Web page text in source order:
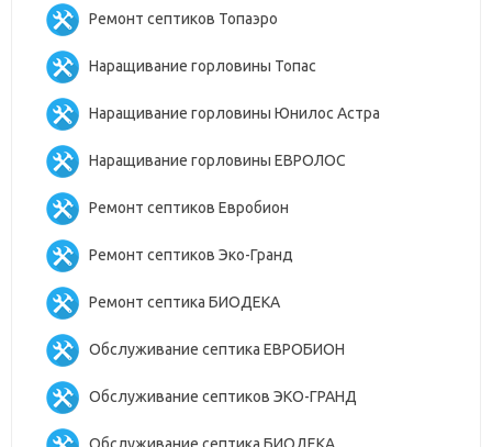
Ремонт септиков Топаэро
Наращивание горловины Топас
Наращивание горловины Юнилос Астра
Наращивание горловины ЕВРОЛОС
Ремонт септиков Евробион
Ремонт септиков Эко-Гранд
Ремонт септика БИОДЕКА
Обслуживание септика ЕВРОБИОН
Обслуживание септиков ЭКО-ГРАНД
Обслуживание септика БИОДЕКА